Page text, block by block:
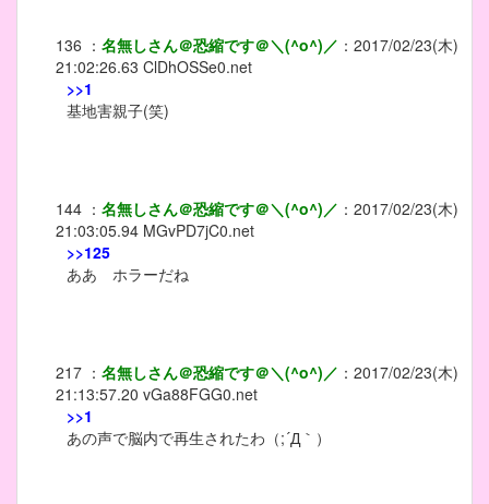
136 ： 名無しさん＠恐縮です＠＼(^o^)／ ： 2017/02/23(木)
21:02:26.63 ClDhOSSe0.net
>>1
基地害親子(笑)
144 ： 名無しさん＠恐縮です＠＼(^o^)／ ： 2017/02/23(木)
21:03:05.94 MGvPD7jC0.net
>>125
ああ ホラーだね
217 ： 名無しさん＠恐縮です＠＼(^o^)／ ： 2017/02/23(木)
21:13:57.20 vGa88FGG0.net
>>1
あの声で脳内で再生されたわ（;´Д｀）